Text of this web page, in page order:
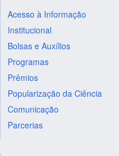
Acesso à Informação
Institucional
Bolsas e Auxílios
Programas
Prêmios
Popularização da Ciência
Comunicação
Parcerias